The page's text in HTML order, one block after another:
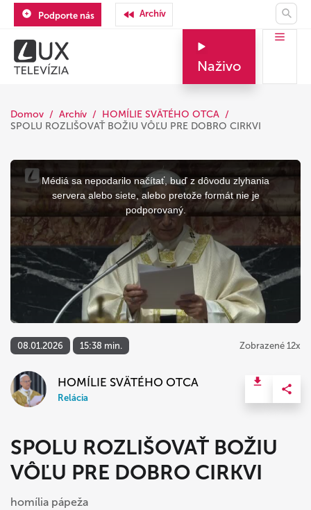
Podporte nás Archív
Naživo
Domov Archív
HOMÍLIE SVÄTÉHO OTCA
SPOLU ROZLIŠOVAŤ BOŽIU VÔĽU PRE DOBRO CIRKVI
This
a
modal
Médiá sa nepodarilo načítať, buď z dôvodu zlyhania
servera alebo siete, alebo pretože formát nie je
podporovaný.
08.01.2026 15:38 min. Zobrazené 12x
HOMÍLIE SVÄTÉHO OTCA
Relácia
SPOLU ROZLIŠOVAŤ BOŽIU
VÔĽU PRE DOBRO CIRKVI
homília pápeža